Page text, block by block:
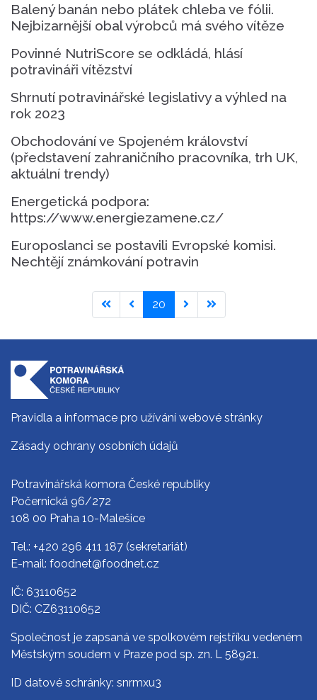
Balený banán nebo plátek chleba ve fólii.
Nejbizarnější obal výrobců má svého vítěze
Povinné NutriScore se odkládá, hlásí
potravináři vítězství
Shrnutí potravinářské legislativy a výhled na
rok 2023
Obchodování ve Spojeném království
(představení zahraničního pracovníka, trh UK,
aktuální trendy)
Energetická podpora:
https://www.energiezamene.cz/
Europoslanci se postavili Evropské komisi.
Nechtějí známkování potravin
20
Pravidla a informace pro užívání webové stránky
Zásady ochrany osobních údajů
Potravinářská komora České republiky
Počernická 96/272
108 00 Praha 10-Malešice
Tel.: +420 296 411 187 (sekretariát)
E-mail: foodnet@foodnet.cz
IČ: 63110652
DIČ: CZ63110652
Společnost je zapsaná ve spolkovém rejstříku vedeném
Městským soudem v Praze pod sp. zn. L 58921.
ID datové schránky: snrmxu3